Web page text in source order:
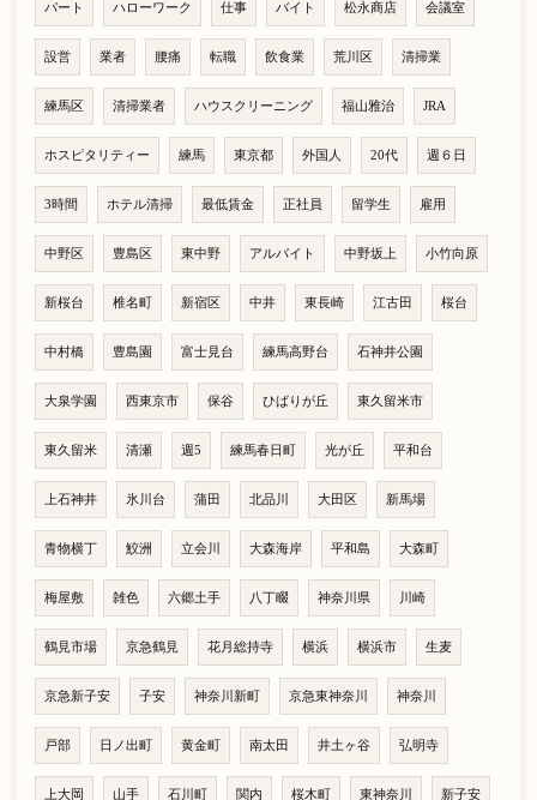
パート ハローワーク 仕事 バイト 松永商店 会議室
設営 業者 腰痛 転職 飲食業 荒川区 清掃業
練馬区 清掃業者 ハウスクリーニング 福山雅治 JRA
ホスピタリティー 練馬 東京都 外国人 20代 週６日
3時間 ホテル清掃 最低賃金 正社員 留学生 雇用
中野区 豊島区 東中野 アルバイト 中野坂上 小竹向原
新桜台 椎名町 新宿区 中井 東長崎 江古田 桜台
中村橋 豊島園 富士見台 練馬高野台 石神井公園
大泉学園 西東京市 保谷 ひばりが丘 東久留米市
東久留米 清瀬 週5 練馬春日町 光が丘 平和台
上石神井 氷川台 蒲田 北品川 大田区 新馬場
青物横丁 鮫洲 立会川 大森海岸 平和島 大森町
梅屋敷 雑色 六郷土手 八丁畷 神奈川県 川崎
鶴見市場 京急鶴見 花月総持寺 横浜 横浜市 生麦
京急新子安 子安 神奈川新町 京急東神奈川 神奈川
戸部 日ノ出町 黄金町 南太田 井土ヶ谷 弘明寺
上大岡 山手 石川町 関内 桜木町 東神奈川 新子安